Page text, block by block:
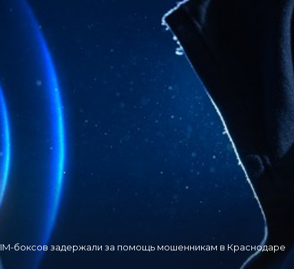
боксов задержали за помощь мошенникам в Краснодаре